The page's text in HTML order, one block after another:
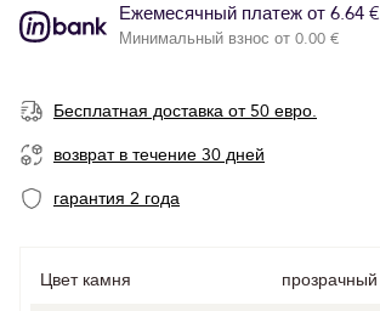
Ежемесячный платеж от 6.64 €
Минимальный взнос от 0.00 €
Бесплатная доставка от 50 евро.
возврат в течение 30 дней
гарантия 2 года
Цвет камня
прозрачный